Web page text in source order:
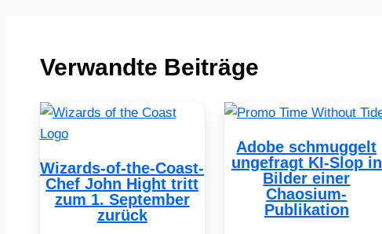
Verwandte Beiträge
Wizards-of-the-Coast-
Chef John Hight tritt
zum 1. September
zurück
Adobe schmuggelt
ungefragt KI-Slop in
Bilder einer
Chaosium-
Publikation